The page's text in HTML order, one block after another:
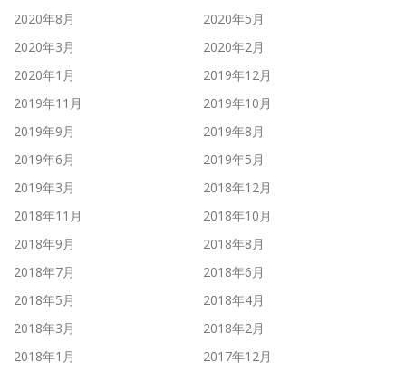
2020年8月
2020年5月
2020年3月
2020年2月
2020年1月
2019年12月
2019年11月
2019年10月
2019年9月
2019年8月
2019年6月
2019年5月
2019年3月
2018年12月
2018年11月
2018年10月
2018年9月
2018年8月
2018年7月
2018年6月
2018年5月
2018年4月
2018年3月
2018年2月
2018年1月
2017年12月